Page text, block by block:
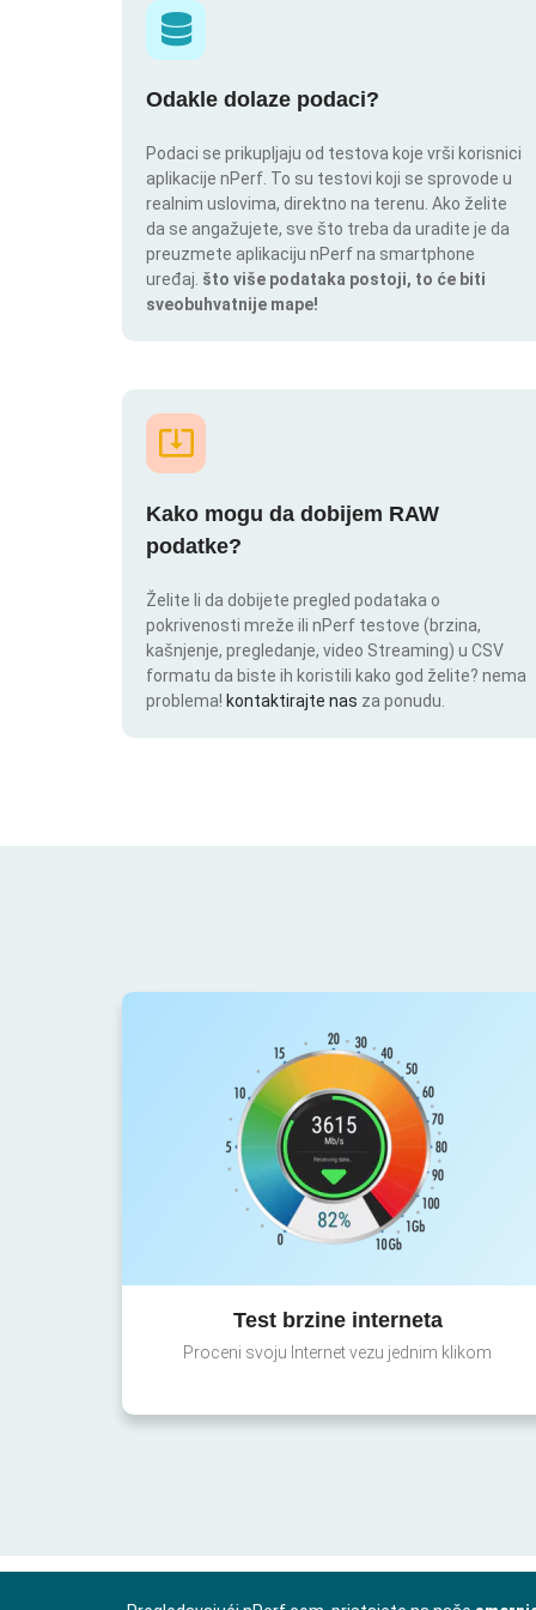
Odakle dolaze podaci?
Podaci se prikupljaju od testova koje vrši korisnici
aplikacije nPerf. To su testovi koji se sprovode u
realnim uslovima, direktno na terenu. Ako želite
da se angažujete, sve što treba da uradite je da
preuzmete aplikaciju nPerf na smartphone
uređaj. što više podataka postoji, to će biti
sveobuhvatnije mape!
Kako mogu da dobijem RAW
podatke?
Želite li da dobijete pregled podataka o
pokrivenosti mreže ili nPerf testove (brzina,
kašnjenje, pregledanje, video Streaming) u CSV
formatu da biste ih koristili kako god želite? nema
problema! kontaktirajte nas za ponudu.
Test brzine interneta
Proceni svoju Internet vezu jednim klikom